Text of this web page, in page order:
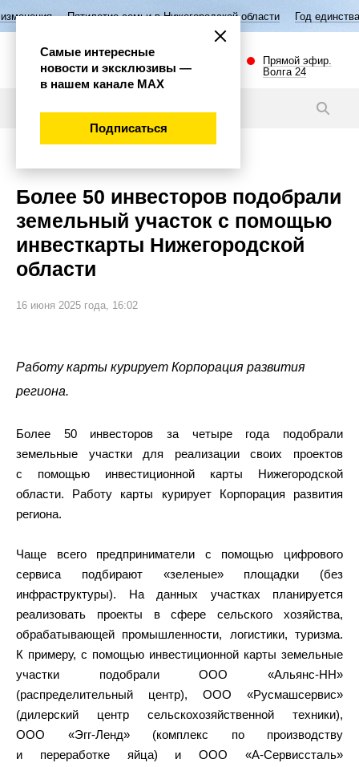
семьи в Нижегородской области Год единства народов России
Прямой эфир.
Волга 24
Более 50 инвесторов подобрали
земельный участок с помощью
инвесткарты Нижегородской
области
16 июня 2025 года, 16:02
Работу карты курирует Корпорация развития
региона.
Более 50 инвесторов за четыре года подобрали
земельные участки для реализации своих проектов
с помощью инвестиционной карты Нижегородской
области. Работу карты курирует Корпорация развития
региона.
Чаще всего предприниматели с помощью цифрового
сервиса подбирают «зеленые» площадки (без
инфраструктуры). На данных участках планируется
реализовать проекты в сфере сельского хозяйства,
обрабатывающей промышленности, логистики, туризма.
К примеру, с помощью инвестиционной карты земельные
участки подобрали ООО «Альянс-НН»
(распределительный центр), ООО «Русмашсервис»
(дилерский центр сельскохозяйственной техники),
ООО «Эгг-Ленд» (комплекс по производству
и переработке яйца) и ООО «А-Сервиссталь»
Самые интересные
новости и эксклюзивы —
в нашем канале МАХ
Подписаться